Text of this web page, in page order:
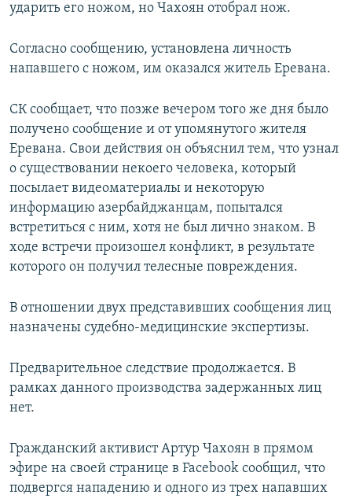
ударить его ножом, но Чахоян отобрал нож.
Согласно сообщению, установлена личность
напавшего с ножом, им оказался житель Еревана.
СК сообщает, что позже вечером того же дня было
получено сообщение и от упомянутого жителя
Еревана. Свои действия он объяснил тем, что узнал
о существовании некоего человека, который
посылает видеоматериалы и некоторую
информацию азербайджанцам, попытался
встретиться с ним, хотя не был лично знаком. В
ходе встречи произошел конфликт, в результате
которого он получил телесные повреждения.
В отношении двух представивших сообщения лиц
назначены судебно-медицинские экспертизы.
Предварительное следствие продолжается. В
рамках данного производства задержанных лиц
нет.
Гражданский активист Артур Чахоян в прямом
эфире на своей странице в Facebook сообщил, что
подвергся нападению и одного из трех напавших